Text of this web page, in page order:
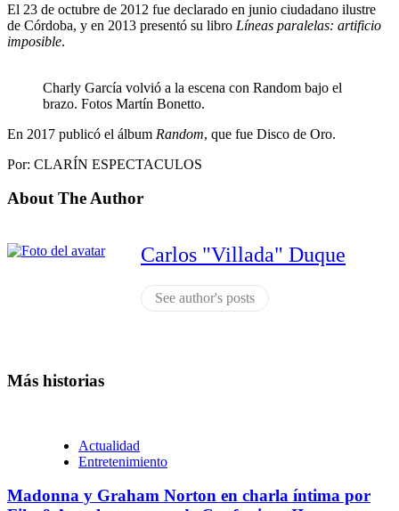
El 23 de octubre de 2012 fue declarado en junio ciudadano ilustre
de Córdoba, y en 2013 presentó su libro Líneas paralelas: artificio
imposible.
Charly García volvió a la escena con Random bajo el
brazo. Fotos Martín Bonetto.
En 2017 publicó el álbum Random, que fue Disco de Oro.
Por: CLARÍN ESPECTACULOS
About The Author
Carlos "Villada" Duque
See author's posts
Más historias
Actualidad
Entretenimiento
Madonna y Graham Norton en charla íntima por